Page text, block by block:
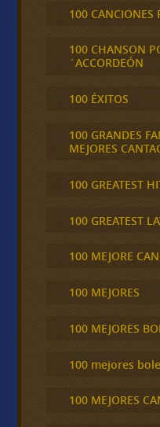
100 CANCIONES
100 CHANSON
´ACCORDEÓN
100 ÉXITOS
100 GRANDES
MEJORES
100 GREATEST
100 GREATEST
100 MEJORE
100 MEJORES
100 MEJORES
100 mejores
100 MEJORES